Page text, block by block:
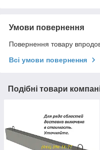
Умови повернення
Повернення товару
Всі умови повернення
Подібні товари